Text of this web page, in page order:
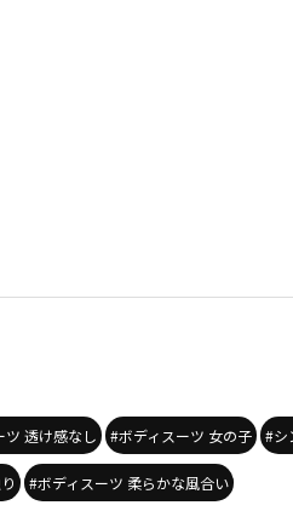
ツ 透け感なし #ボディスーツ 女の子 #シ
#ボディスーツ 柔らかな風合い